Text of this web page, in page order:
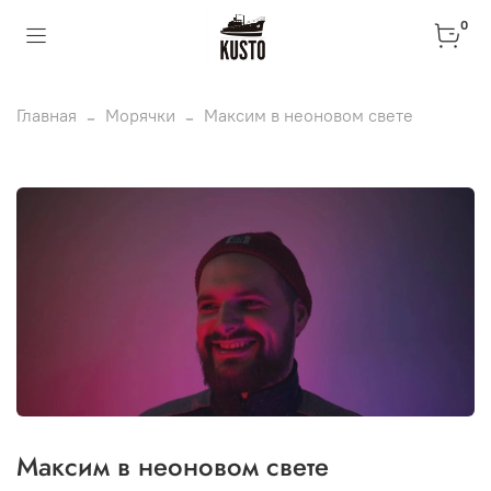
0
Главная Морячки Максим в неоновом свете
Максим в неоновом свете